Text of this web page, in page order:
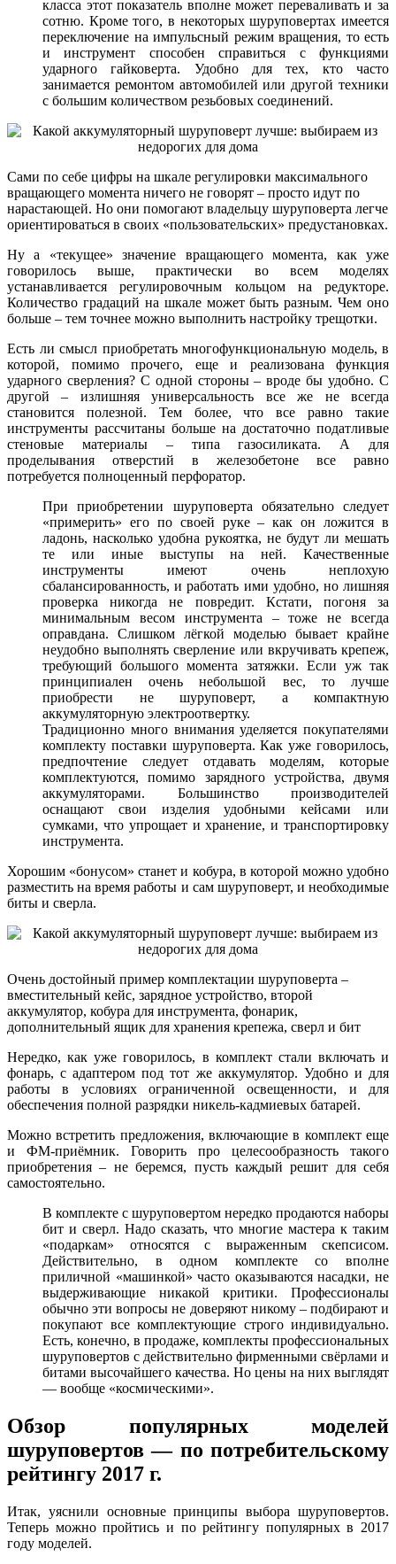
класса этот показатель вполне может переваливать и за
сотню. Кроме того, в некоторых шуруповертах имеется
переключение на импульсный режим вращения, то есть
и инструмент способен справиться с функциями
ударного гайковерта. Удобно для тех, кто часто
занимается ремонтом автомобилей или другой техники
с большим количеством резьбовых соединений.
Сами по себе цифры на шкале регулировки максимального
вращающего момента ничего не говорят – просто идут по
нарастающей. Но они помогают владельцу шуруповерта легче
ориентироваться в своих «пользовательских» предустановках.
Ну а «текущее» значение вращающего момента, как уже
говорилось выше, практически во всем моделях
устанавливается регулировочным кольцом на редукторе.
Количество градаций на шкале может быть разным. Чем оно
больше – тем точнее можно выполнить настройку трещотки.
Есть ли смысл приобретать многофункциональную модель, в
которой, помимо прочего, еще и реализована функция
ударного сверления? С одной стороны – вроде бы удобно. С
другой – излишняя универсальность все же не всегда
становится полезной. Тем более, что все равно такие
инструменты рассчитаны больше на достаточно податливые
стеновые материалы – типа газосиликата. А для
проделывания отверстий в железобетоне все равно
потребуется полноценный перфоратор.
При приобретении шуруповерта обязательно следует
«примерить» его по своей руке – как он ложится в
ладонь, насколько удобна рукоятка, не будут ли мешать
те или иные выступы на ней. Качественные
инструменты имеют очень неплохую
сбалансированность, и работать ими удобно, но лишняя
проверка никогда не повредит. Кстати, погоня за
минимальным весом инструмента – тоже не всегда
оправдана. Слишком лёгкой моделью бывает крайне
неудобно выполнять сверление или вкручивать крепеж,
требующий большого момента затяжки. Если уж так
принципиален очень небольшой вес, то лучше
приобрести не шуруповерт, а компактную
аккумуляторную электроотвертку.
Традиционно много внимания уделяется покупателями
комплекту поставки шуруповерта. Как уже говорилось,
предпочтение следует отдавать моделям, которые
комплектуются, помимо зарядного устройства, двумя
аккумуляторами. Большинство производителей
оснащают свои изделия удобными кейсами или
сумками, что упрощает и хранение, и транспортировку
инструмента.
Хорошим «бонусом» станет и кобура, в которой можно удобно
разместить на время работы и сам шуруповерт, и необходимые
биты и сверла.
Очень достойный пример комплектации шуруповерта –
вместительный кейс, зарядное устройство, второй
аккумулятор, кобура для инструмента, фонарик,
дополнительный ящик для хранения крепежа, сверл и бит
Нередко, как уже говорилось, в комплект стали включать и
фонарь, с адаптером под тот же аккумулятор. Удобно и для
работы в условиях ограниченной освещенности, и для
обеспечения полной разрядки никель-кадмиевых батарей.
Можно встретить предложения, включающие в комплект еще
и ФМ-приёмник. Говорить про целесообразность такого
приобретения – не беремся, пусть каждый решит для себя
самостоятельно.
В комплекте с шуруповертом нередко продаются наборы
бит и сверл. Надо сказать, что многие мастера к таким
«подаркам» относятся с выраженным скепсисом.
Действительно, в одном комплекте со вполне
приличной «машинкой» часто оказываются насадки, не
выдерживающие никакой критики. Профессионалы
обычно эти вопросы не доверяют никому – подбирают и
покупают все комплектующие строго индивидуально.
Есть, конечно, в продаже, комплекты профессиональных
шуруповертов с действительно фирменными свёрлами и
битами высочайшего качества. Но цены на них выглядят
— вообще «космическими».
Обзор популярных моделей
шуруповертов — по потребительскому
рейтингу 2017 г.
Итак, уяснили основные принципы выбора шуруповертов.
Теперь можно пройтись и по рейтингу популярных в 2017
году моделей.